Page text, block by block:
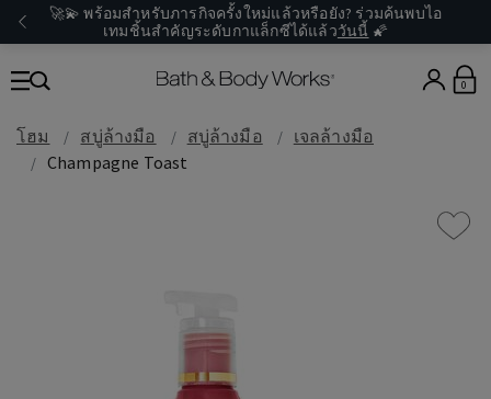
🚀💫 พร้อมสำหรับภารกิจครั้งใหม่แล้วหรือยัง? ร่วมค้นพบไอ
เทมชิ้นสำคัญระดับกาแล็กซีได้แล้ววันนี้ 🌠
0
โฮม สบู่ล้างมือ สบู่ล้างมือ
เจลล้างมือ
Champagne Toast